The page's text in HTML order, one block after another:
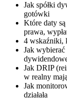
Jak spółki
gotówki
Które daty są
prawa,
4 wskaźniki,
Jak
Jak DRIP
w realny
Jak
działała